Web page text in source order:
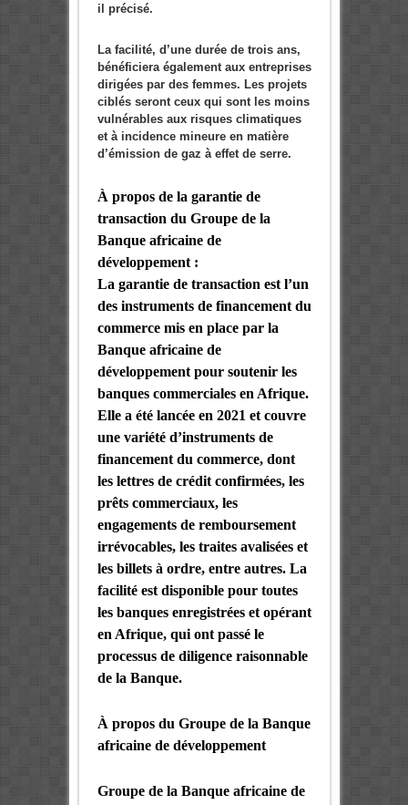
il précisé.
La facilité, d’une durée de trois ans,
bénéficiera également aux entreprises
dirigées par des femmes. Les projets
ciblés seront ceux qui sont les moins
vulnérables aux risques climatiques
et à incidence mineure en matière
d’émission de gaz à effet de serre.
À propos de la garantie de
transaction du Groupe de la
Banque africaine de
développement :
La garantie de transaction est l’un
des instruments de financement du
commerce mis en place par la
Banque africaine de
développement pour soutenir les
banques commerciales en Afrique.
Elle a été lancée en 2021 et couvre
une variété d’instruments de
financement du commerce, dont
les lettres de crédit confirmées, les
prêts commerciaux, les
engagements de remboursement
irrévocables, les traites avalisées et
les billets à ordre, entre autres. La
facilité est disponible pour toutes
les banques enregistrées et opérant
en Afrique, qui ont passé le
processus de diligence raisonnable
de la Banque.
À propos du Groupe de la Banque
africaine de développement
Groupe de la Banque africaine de